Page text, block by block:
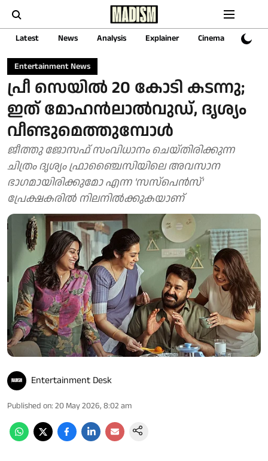
Latest News Analysis Explainer Cinema Sports
Entertainment News
പ്രീ സെയിൽ 20 കോടി കടന്നു;
ഇത് മോഹൻലാൽവുഡ്, ദൃശ്യം
വീണ്ടുമെത്തുമ്പോൾ
ജീത്തു ജോസഫ് സംവിധാനം ചെയ്തിരിക്കുന്ന
ചിത്രം ദൃശ്യം ഫ്രാഞ്ചൈസിയിലെ അവസാന
ഭാഗമായിരിക്കുമോ എന്ന 'സസ്‌പെൻസ്'
പ്രേക്ഷകരിൽ നിലനിൽക്കുകയാണ്
Entertainment Desk
Published on: 20 May 2026, 8:02 am